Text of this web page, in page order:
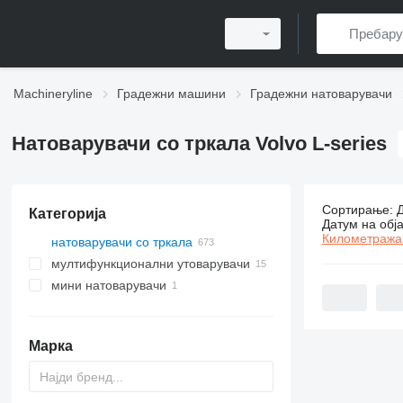
Machineryline Градежни машини Градежни натоварувачи
Натоварувачи со тркала Volvo L-series
Категорија
натоварувачи со тркала
мултифункционални утоварувачи
мини натоварувачи
Марка
673
Сортирање:
Датум на